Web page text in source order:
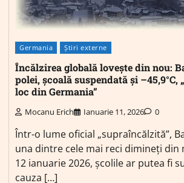
Germania Știri externe
Încălzirea globală lovește din nou:
polei, școală suspendată și –45,9°C,
loc din Germania”
Mocanu Erich Ianuarie 11, 2026 0
Într-o lume oficial „supraîncălzită”,
una dintre cele mai reci dimineți din
12 ianuarie 2026, școlile ar putea fi
cauza […]